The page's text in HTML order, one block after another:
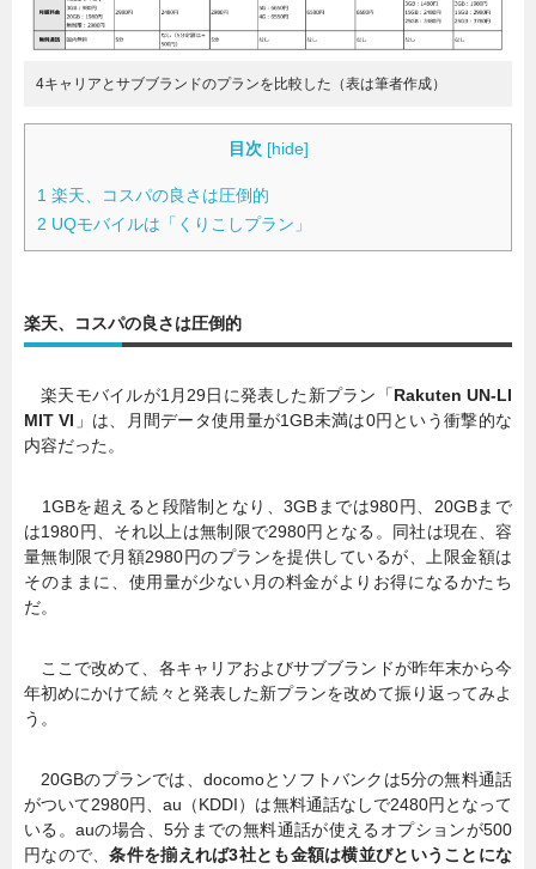
4キャリアとサブブランドのプランを比較した（表は筆者作成）
目次 [hide]
1 楽天、コスパの良さは圧倒的
2 UQモバイルは「くりこしプラン」
楽天、コスパの良さは圧倒的
楽天モバイルが1月29日に発表した新プラン「Rakuten UN-LI
MIT VI 」は、月間データ使用量が1GB未満は0円という衝撃的な
内容だった。
1GBを超えると段階制となり、3GBまでは980円、20GBまで
は1980円、それ以上は無制限で2980円となる。同社は現在、容
量無制限で月額2980円のプランを提供しているが、上限金額は
そのままに、使用量が少ない月の料金がよりお得になるかたち
だ。
ここで改めて、各キャリアおよびサブブランドが昨年末から今
年初めにかけて続々と発表した新プランを改めて振り返ってみよ
う。
20GBのプランでは、docomoとソフトバンクは5分の無料通話
がついて2980円、au（KDDI）は無料通話なしで2480円となって
いる。auの場合、5分までの無料通話が使えるオプションが500
円なので、条件を揃えれば3社とも金額は横並びということにな